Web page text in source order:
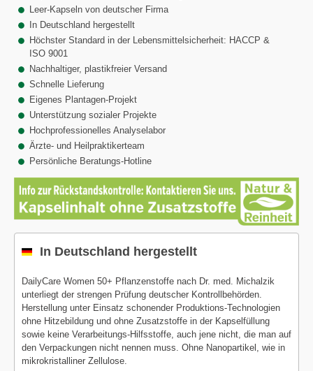
Leer-Kapseln von deutscher Firma
In Deutschland hergestellt
Höchster Standard in der Lebensmittelsicherheit: HACCP &
ISO 9001
Nachhaltiger, plastikfreier Versand
Schnelle Lieferung
Eigenes Plantagen-Projekt
Unterstützung sozialer Projekte
Hochprofessionelles Analyselabor
Ärzte- und Heilpraktikerteam
Persönliche Beratungs-Hotline
In Deutschland hergestellt
DailyCare Women 50+ Pflanzenstoffe nach Dr. med. Michalzik
unterliegt der strengen Prüfung deutscher Kontrollbehörden.
Herstellung unter Einsatz schonender Produktions-Technologien
ohne Hitzebildung und ohne Zusatzstoffe in der Kapselfüllung
sowie keine Verarbeitungs-Hilfsstoffe, auch jene nicht, die man auf
den Verpackungen nicht nennen muss. Ohne Nanopartikel, wie in
mikrokristalliner Zellulose.